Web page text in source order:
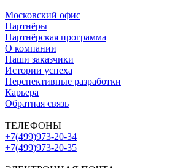
Московский офис
Партнёры
Партнёрская программа
О компании
Наши заказчики
Истории успеха
Перспективные разработки
Карьера
Обратная связь
ТЕЛЕФОНЫ
+7(499)973-20-34
+7(499)973-20-35